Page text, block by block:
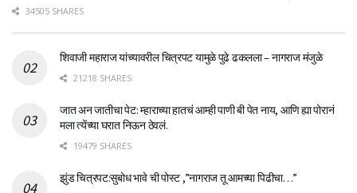
34505 SHARES
शिवाजी महाराज यांच्यावरील चित्रपट यामुळे पुढे ढकलला – नागराज मंजुळे
21218 SHARES
जात अन जातीचा पेट: म्हाराच्या हातचं आम्ही पाणी बी पेत नाय, आणि ह्या पोरानं
मला त्येंच्या घरात निऊन ठेवलं.
19479 SHARES
झुंड चित्रपट:सुबोध भावे ची पोस्ट ,”नागराज तू आमच्या पिढीचा…”